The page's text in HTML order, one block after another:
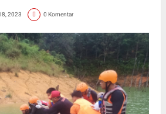
2023 0 Komentar